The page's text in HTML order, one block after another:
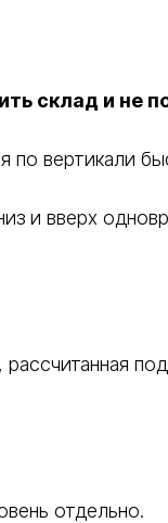
склад и не
по вертикали
и вверх
отдельно.